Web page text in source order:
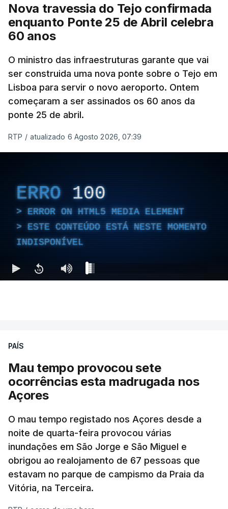
Nova travessia do Tejo confirmada
enquanto Ponte 25 de Abril celebra
60 anos
O ministro das infraestruturas garante que vai
ser construida uma nova ponte sobre o Tejo em
Lisboa para servir o novo aeroporto. Ontem
começaram a ser assinados os 60 anos da
ponte 25 de abril.
RTP / atualizado 6 Agosto 2026, 07:39
ERRO 100
ERROR ON HTML5 MEDIA ELEMENT
ESTE CONTEÚDO ESTÁ NESTE MOMENTO
INDISPONÍVEL
PAÍS
Mau tempo provocou sete
ocorrências esta madrugada nos
Açores
O mau tempo registado nos Açores desde a
noite de quarta-feira provocou várias
inundações em São Jorge e São Miguel e
obrigou ao realojamento de 67 pessoas que
estavam no parque de campismo da Praia da
Vitória, na Terceira.